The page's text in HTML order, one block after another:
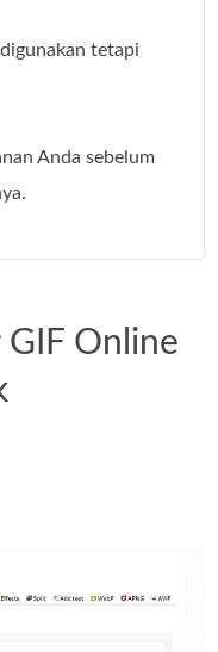
tetapi
Anda sebelum
GIF Online